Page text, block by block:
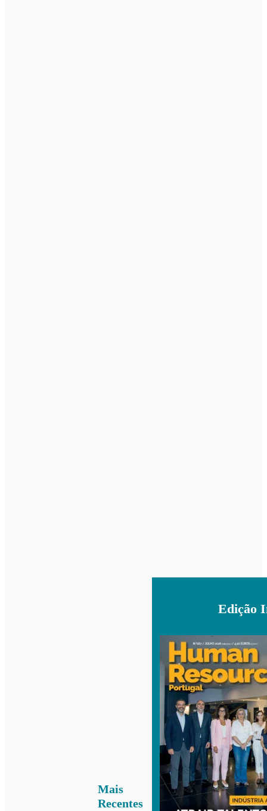
Mais
Recentes
Edição